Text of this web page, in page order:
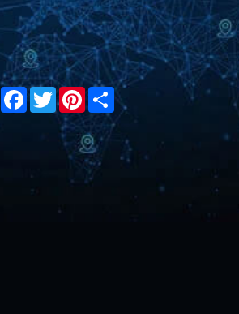
Facebook
TwitterPinterest
Share